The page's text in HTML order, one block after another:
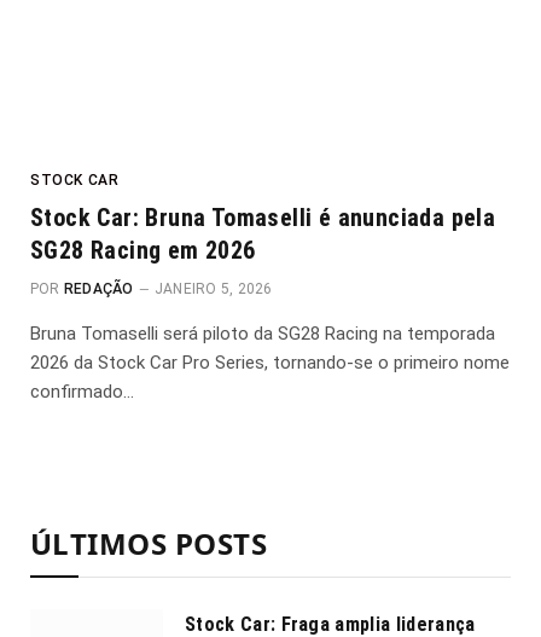
STOCK CAR
Stock Car: Bruna Tomaselli é anunciada pela
SG28 Racing em 2026
POR REDAÇÃO JANEIRO 5, 2026
Bruna Tomaselli será piloto da SG28 Racing na temporada
2026 da Stock Car Pro Series, tornando-se o primeiro nome
confirmado…
ÚLTIMOS POSTS
Stock Car: Fraga amplia liderança